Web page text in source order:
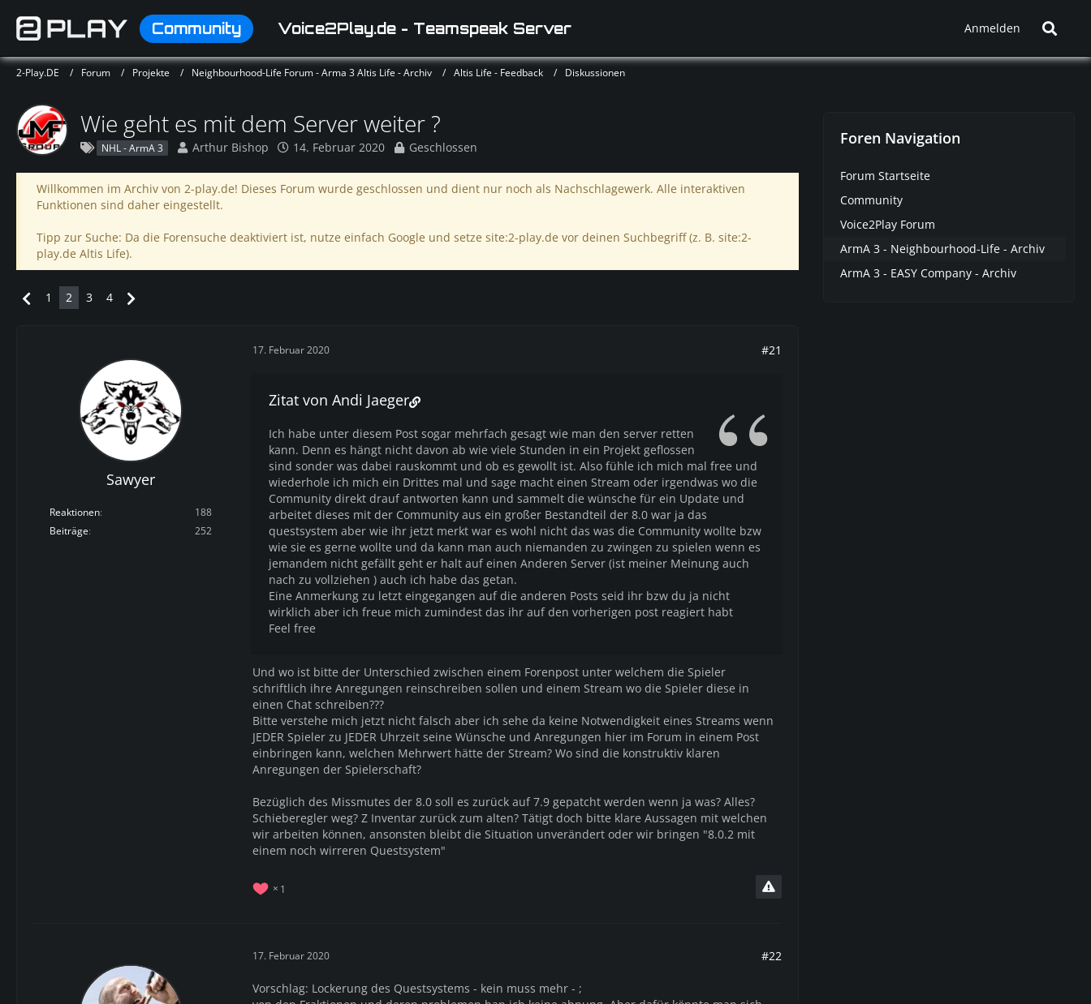
Community Voice2Play.de - Teamspeak Server Anmelden
2-Play.DE Forum Projekte Neighbourhood-Life Forum - Arma 3 Altis Life - Archiv Altis Life - Feedback Diskussionen
Wie geht es mit dem Server weiter ?
NHL - ArmA 3 Arthur Bishop 14. Februar 2020 Geschlossen
Willkommen im Archiv von 2-play.de! Dieses Forum wurde geschlossen und dient nur noch als Nachschlagewerk. Alle interaktiven
Funktionen sind daher eingestellt.
Tipp zur Suche: Da die Forensuche deaktiviert ist, nutze einfach Google und setze site:2-play.de vor deinen Suchbegriff (z. B. site:2-
play.de Altis Life).
1 2 3 4
Sawyer
Reaktionen
188
Beiträge
252
17. Februar 2020 #21
Zitat von Andi Jaeger
Ich habe unter diesem Post sogar mehrfach gesagt wie man den server retten
kann. Denn es hängt nicht davon ab wie viele Stunden in ein Projekt geflossen
sind sonder was dabei rauskommt und ob es gewollt ist. Also fühle ich mich mal free und
wiederhole ich mich ein Drittes mal und sage macht einen Stream oder irgendwas wo die
Community direkt drauf antworten kann und sammelt die wünsche für ein Update und
arbeitet dieses mit der Community aus ein großer Bestandteil der 8.0 war ja das
questsystem aber wie ihr jetzt merkt war es wohl nicht das was die Community wollte bzw
wie sie es gerne wollte und da kann man auch niemanden zu zwingen zu spielen wenn es
jemandem nicht gefällt geht er halt auf einen Anderen Server (ist meiner Meinung auch
nach zu vollziehen ) auch ich habe das getan.
Eine Anmerkung zu letzt eingegangen auf die anderen Posts seid ihr bzw du ja nicht
wirklich aber ich freue mich zumindest das ihr auf den vorherigen post reagiert habt
Feel free
Und wo ist bitte der Unterschied zwischen einem Forenpost unter welchem die Spieler
schriftlich ihre Anregungen reinschreiben sollen und einem Stream wo die Spieler diese in
einen Chat schreiben???
Bitte verstehe mich jetzt nicht falsch aber ich sehe da keine Notwendigkeit eines Streams wenn
JEDER Spieler zu JEDER Uhrzeit seine Wünsche und Anregungen hier im Forum in einem Post
einbringen kann, welchen Mehrwert hätte der Stream? Wo sind die konstruktiv klaren
Anregungen der Spielerschaft?
Bezüglich des Missmutes der 8.0 soll es zurück auf 7.9 gepatcht werden wenn ja was? Alles?
Schieberegler weg? Z Inventar zurück zum alten? Tätigt doch bitte klare Aussagen mit welchen
wir arbeiten können, ansonsten bleibt die Situation unverändert oder wir bringen "8.0.2 mit
einem noch wirreren Questsystem"
1
17. Februar 2020 #22
Vorschlag: Lockerung des Questsystems - kein muss mehr - ;
Foren Navigation
Forum Startseite
Community
Voice2Play Forum
ArmA 3 - Neighbourhood-Life - Archiv
ArmA 3 - EASY Company - Archiv